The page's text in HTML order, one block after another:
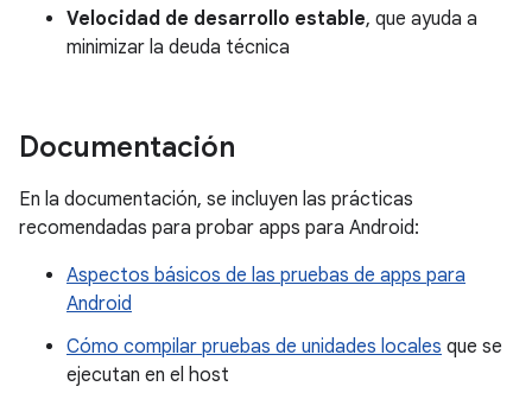
Velocidad de desarrollo estable, que ayuda a
minimizar la deuda técnica
Documentación
En la documentación, se incluyen las prácticas
recomendadas para probar apps para Android:
Aspectos básicos de las pruebas de apps para
Android
Cómo compilar pruebas de unidades locales que se
ejecutan en el host